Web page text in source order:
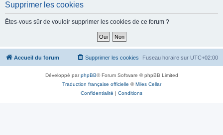
Supprimer les cookies
Êtes-vous sûr de vouloir supprimer les cookies de ce forum ?
Accueil du forum Fuseau horaire sur UTC+02:00
Supprimer les cookies
Développé parphpBB® Forum Software © phpBB Limited
Traduction française officielle ©Miles Cellar
Confidentialité | Conditions